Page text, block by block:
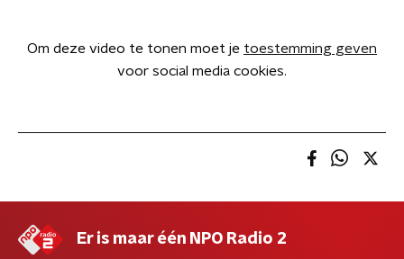
Om deze video te tonen moet je toestemming geven
voor social media cookies.
Er is maar één NPO Radio 2